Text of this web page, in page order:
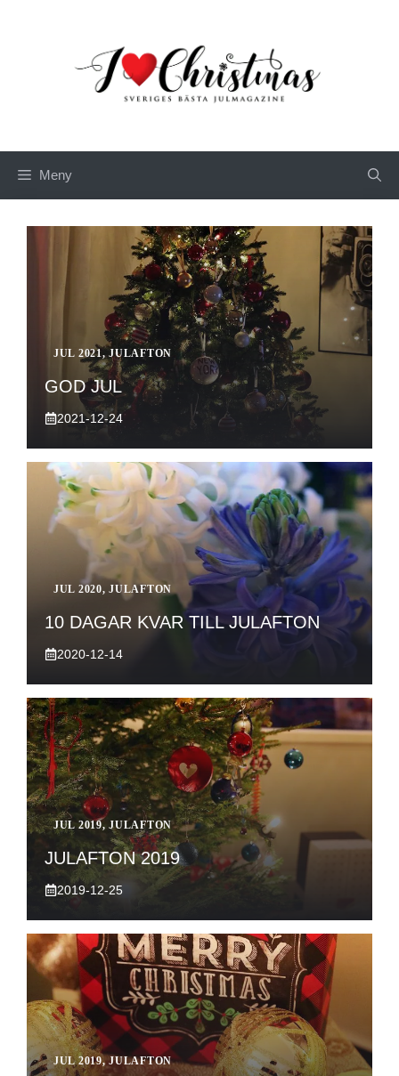
Meny
JUL 2021,JULAFTON
GOD JUL
2021-12-24
JUL 2020,JULAFTON
10 DAGAR KVAR TILL JULAFTON
2020-12-14
JUL 2019,JULAFTON
JULAFTON 2019
2019-12-25
JUL 2019,JULAFTON